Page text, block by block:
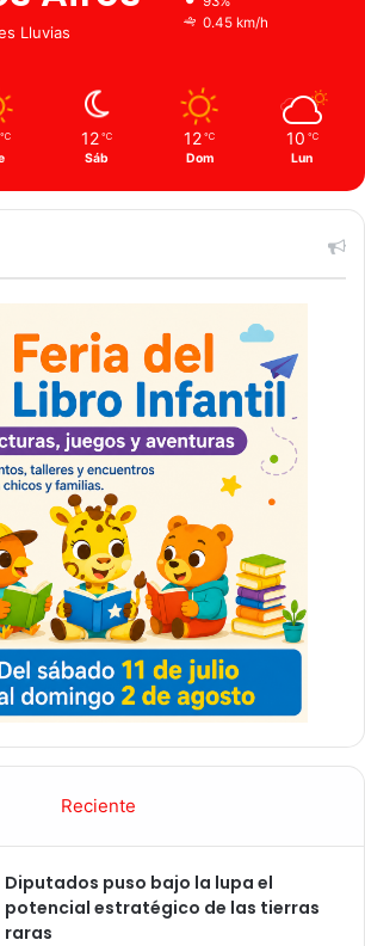
Lluvias
0.45 km/h
℃ 12 ℃
Sáb
12 ℃
Dom
10 ℃
Lun
Reciente
Diputados puso bajo la lupa el
potencial estratégico de las tierras
raras